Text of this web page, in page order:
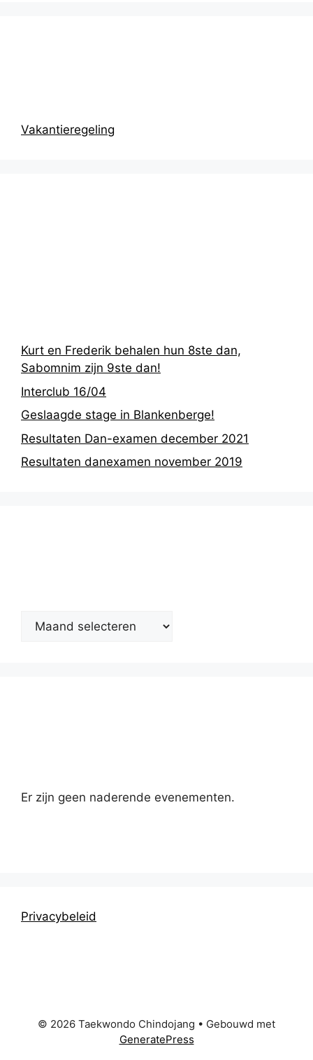
Vakantieregeling
Kurt en Frederik behalen hun 8ste dan,
Sabomnim zijn 9ste dan!
Interclub 16/04
Geslaagde stage in Blankenberge!
Resultaten Dan-examen december 2021
Resultaten danexamen november 2019
Er zijn geen naderende evenementen.
Privacybeleid
© 2026 Taekwondo Chindojang • Gebouwd met
GeneratePress